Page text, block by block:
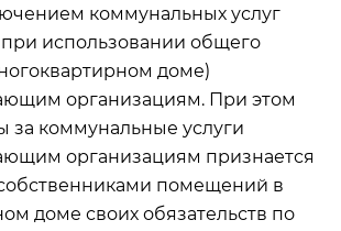
коммунальных услуг
использовании общего
доме)
организациям. При этом
за коммунальные услуги
организациям признается
помещений в
доме своих обязательств по